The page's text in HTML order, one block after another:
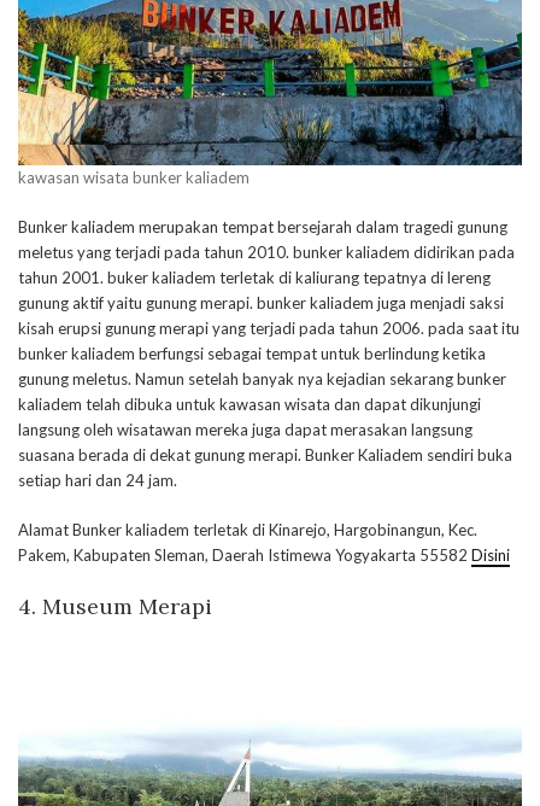
kawasan wisata bunker kaliadem
Bunker kaliadem merupakan tempat bersejarah dalam tragedi gunung
meletus yang terjadi pada tahun 2010. bunker kaliadem didirikan pada
tahun 2001. buker kaliadem terletak di kaliurang tepatnya di lereng
gunung aktif yaitu gunung merapi. bunker kaliadem juga menjadi saksi
kisah erupsi gunung merapi yang terjadi pada tahun 2006. pada saat itu
bunker kaliadem berfungsi sebagai tempat untuk berlindung ketika
gunung meletus. Namun setelah banyak nya kejadian sekarang bunker
kaliadem telah dibuka untuk kawasan wisata dan dapat dikunjungi
langsung oleh wisatawan mereka juga dapat merasakan langsung
suasana berada di dekat gunung merapi. Bunker Kaliadem sendiri buka
setiap hari dan 24 jam.
Alamat Bunker kaliadem terletak di Kinarejo, Hargobinangun, Kec.
Pakem, Kabupaten Sleman, Daerah Istimewa Yogyakarta 55582 Disini
4. Museum Merapi